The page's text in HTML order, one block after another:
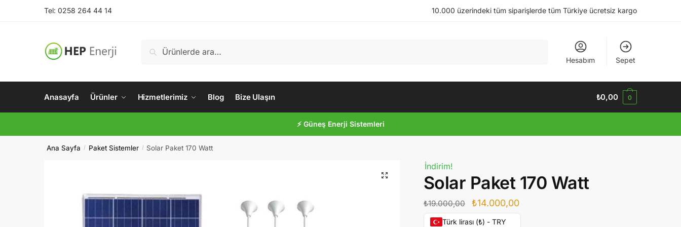
Tel: 0258 264 44 14 10.000 üzerindeki tüm siparişlerde tüm Türkiye ücretsiz kargo
Ara
Hesabım Sepet
Anasayfa Ürünler Hizmetlerimiz Blog Bize Ulaşın ₺0,00 0
⚡ Güneş Enerji Sistemleri
Ana Sayfa / Paket Sistemler / Solar Paket 170 Watt
🔍
İndirim!
Solar Paket 170 Watt
₺19.000,00
Orijinal
fiyat:
₺14.000,00Şu
andaki
Türk lirası (₺) - TRY